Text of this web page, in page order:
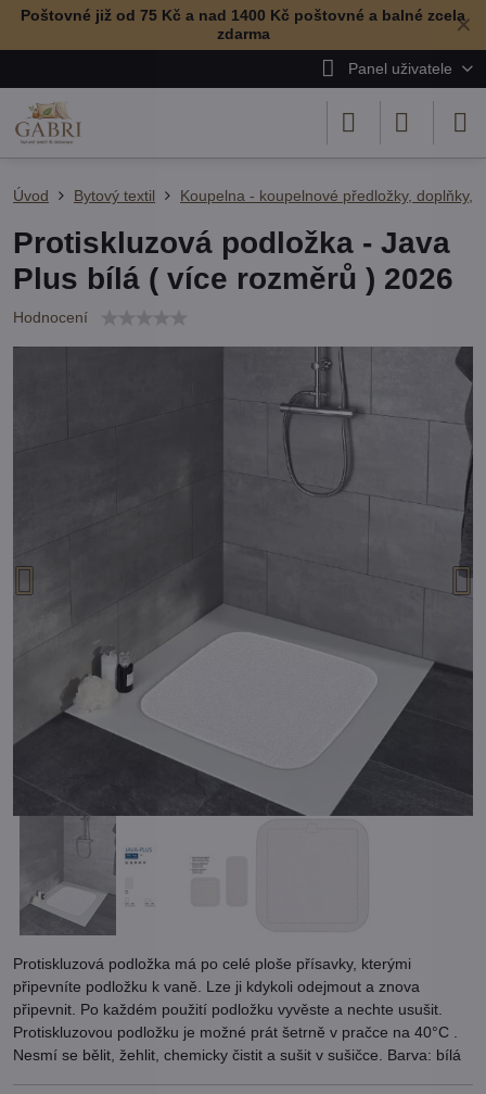
✕
Poštovné již od 75 Kč a nad 1400 Kč poštovné a balné zcela
zdarma
Panel uživatele
Úvod Bytový textil Koupelna - koupelnové předložky, doplňky,
Protiskluzová podložka - Java
Plus bílá ( více rozměrů ) 2026
Hodnocení
Protiskluzová podložka má po celé ploše přísavky, kterými
připevníte podložku k vaně. Lze ji kdykoli odejmout a znova
připevnit. Po každém použití podložku vyvěste a nechte usušit.
Protiskluzovou podložku je možné prát šetrně v pračce na 40°C .
Nesmí se bělit, žehlit, chemicky čistit a sušit v sušičce. Barva: bílá